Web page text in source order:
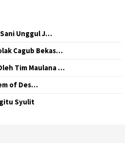
Unggul J…
Cagub Bekas…
Tim Maulana …
of Des…
Syulit